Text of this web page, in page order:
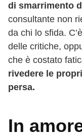
di smarrimento
consultante non
da chi lo sfida.
delle critiche,
che è costato
rivedere le
persa.
In